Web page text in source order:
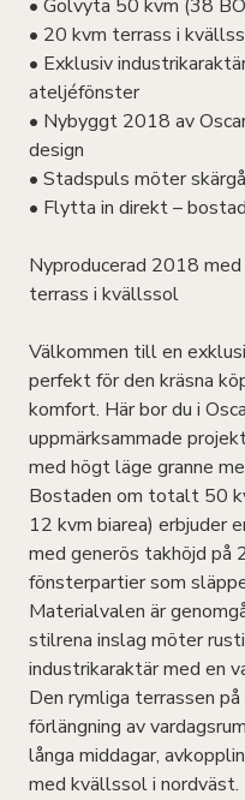
• Golvyta 50 kvm (38
• 20 kvm terrass i
• Exklusiv
ateljéfönster
• Nybyggt 2018 av
design
• Stadspuls möter
• Flytta in direkt –
Nyproducerad 2018
terrass i kvällssol
Välkommen till en
perfekt för den kräsna
komfort. Här bor du i
uppmärksammade
med högt läge granne
Bostaden om totalt 50
12 kvm biarea) erbjuder
med generös takhöjd på
fönsterpartier som
Materialvalen är
stilrena inslag möter
industrikaraktär med en
Den rymliga terrassen
förlängning av
långa middagar,
med kvällssol i nordväst.